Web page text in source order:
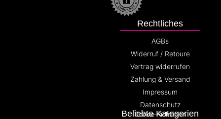
Beliebte Kategorien
Rechtliches
AGBs
Widerruf / Retoure
Vertrag widerrufen
Zahlung & Versand
Impressum
Datenschutz
Cookie-Richtlinien